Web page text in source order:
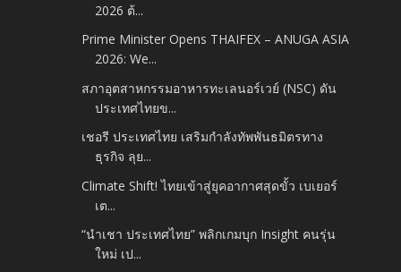
2026 ต้...
Prime Minister Opens THAIFEX – ANUGA ASIA
2026: We...
สภาอุตสาหกรรมอาหารทะเลนอร์เวย์ (NSC) ดัน
ประเทศไทยข...
เชอรี ประเทศไทย เสริมกำลังทัพพันธมิตรทาง
ธุรกิจ ลุย...
Climate Shift! ไทยเข้าสู่ยุคอากาศสุดขั้ว เบเยอร์
เต...
“นำเชา ประเทศไทย” พลิกเกมบุก Insight คนรุ่น
ใหม่ เป...